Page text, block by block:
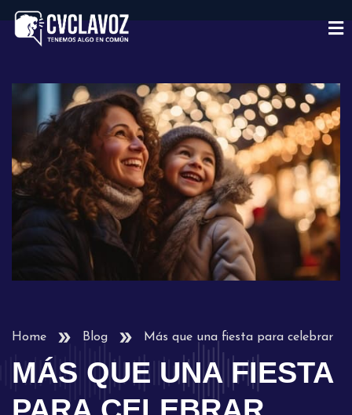
Home Blog Más que una fiesta para celebrar
MÁS QUE UNA FIESTA